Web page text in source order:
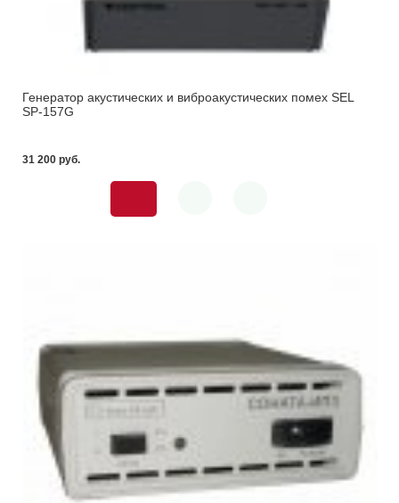
Генератор акустических и виброакустических помех SEL
SP-157G
31 200 pуб.